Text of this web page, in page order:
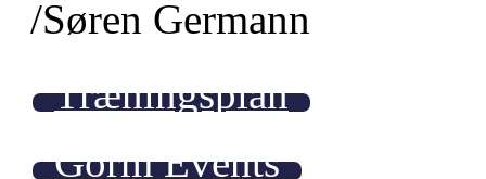
/Søren Germann
Træningsplan
Gorm Events